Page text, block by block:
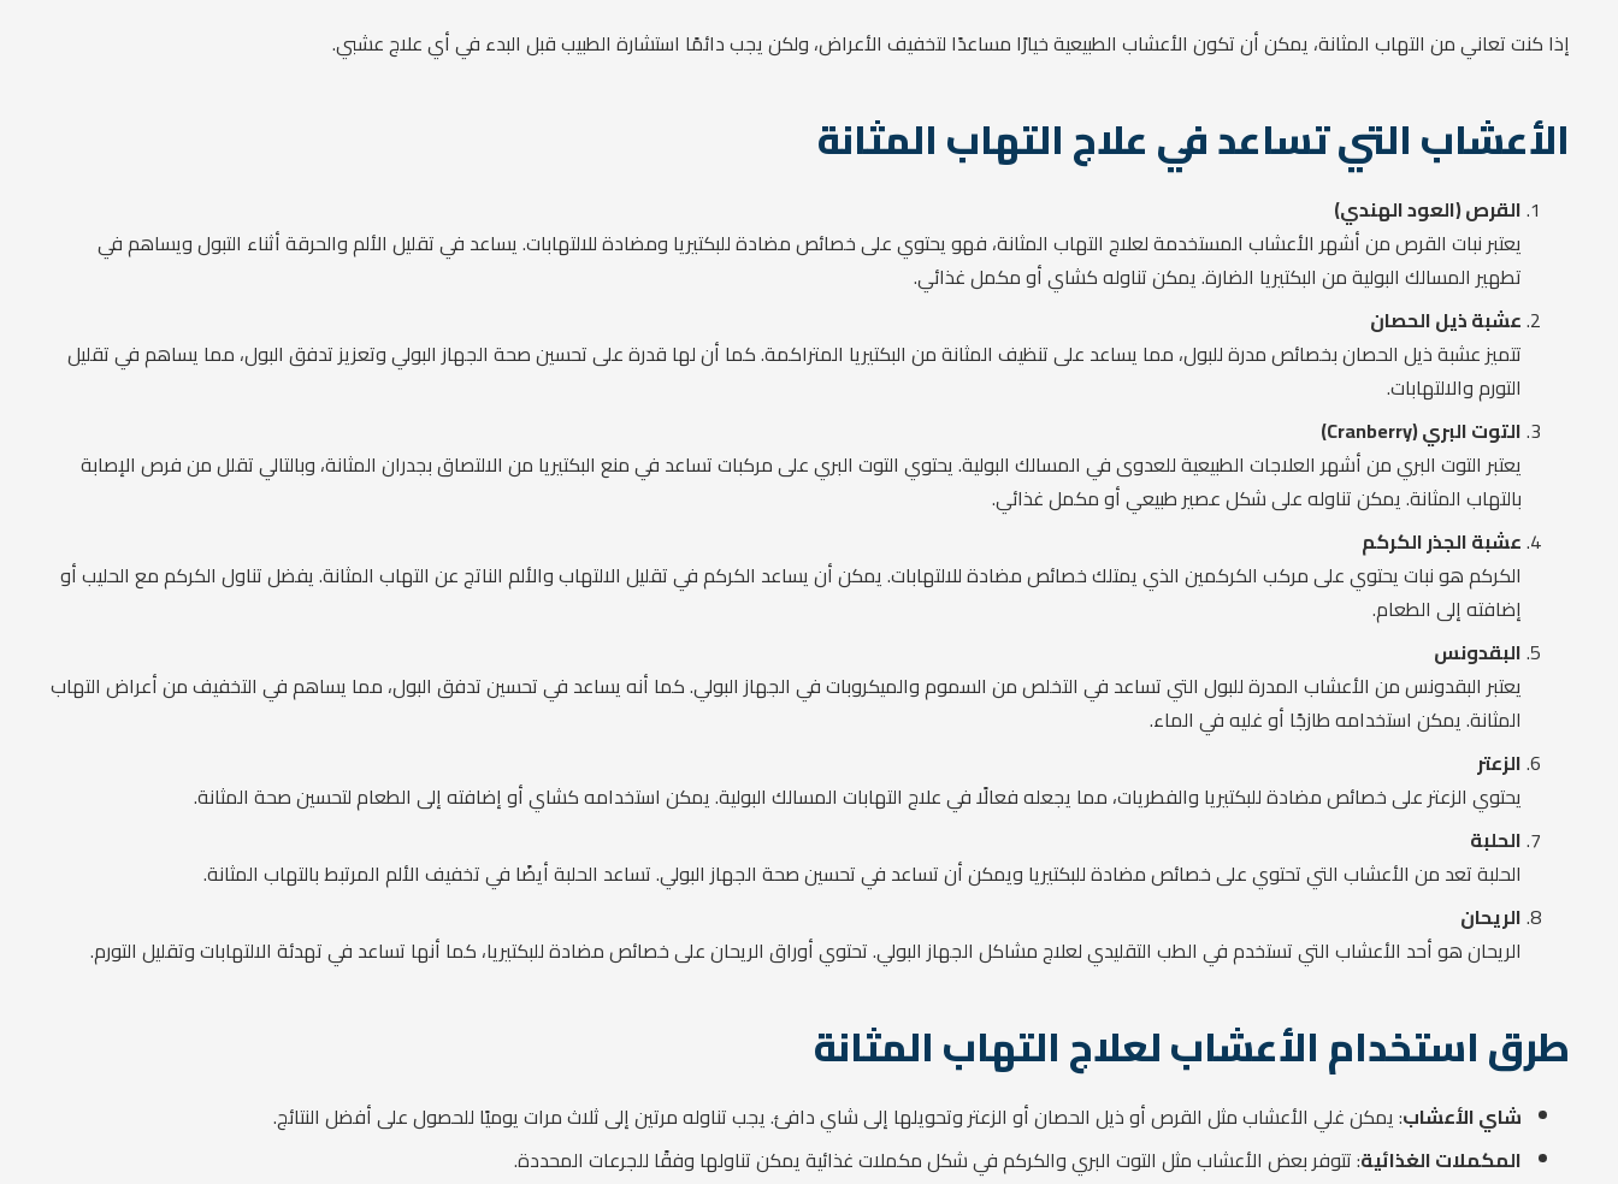
إذا كنت تعاني من التهاب المثانة، يمكن أن تكون الأعشاب الطبيعية خيارًا مساعدًا لتخفيف الأعراض، ولكن يجب دائمًا استشارة الطبيب قبل البدء في أي علاج عشبي.
الأعشاب التي تساعد في علاج التهاب المثانة
القرص (العود الهندي)
يعتبر نبات القرص من أشهر الأعشاب المستخدمة لعلاج التهاب المثانة، فهو يحتوي على خصائص مضادة للبكتيريا ومضادة للالتهابات. يساعد في تقليل الألم والحرقة أثناء التبول ويساهم في
تطهير المسالك البولية من البكتيريا الضارة. يمكن تناوله كشاي أو مكمل غذائي.
عشبة ذيل الحصان
تتميز عشبة ذيل الحصان بخصائص مدرة للبول، مما يساعد على تنظيف المثانة من البكتيريا المتراكمة. كما أن لها قدرة على تحسين صحة الجهاز البولي وتعزيز تدفق البول، مما يساهم في تقليل
التورم والالتهابات.
التوت البري (Cranberry)
يعتبر التوت البري من أشهر العلاجات الطبيعية للعدوى في المسالك البولية. يحتوي التوت البري على مركبات تساعد في منع البكتيريا من الالتصاق بجدران المثانة، وبالتالي تقلل من فرص الإصابة
بالتهاب المثانة. يمكن تناوله على شكل عصير طبيعي أو مكمل غذائي.
عشبة الجذر الكركم
الكركم هو نبات يحتوي على مركب الكركمين الذي يمتلك خصائص مضادة للالتهابات. يمكن أن يساعد الكركم في تقليل الالتهاب والألم الناتج عن التهاب المثانة. يفضل تناول الكركم مع الحليب أو
إضافته إلى الطعام.
البقدونس
يعتبر البقدونس من الأعشاب المدرة للبول التي تساعد في التخلص من السموم والميكروبات في الجهاز البولي. كما أنه يساعد في تحسين تدفق البول، مما يساهم في التخفيف من أعراض التهاب
المثانة. يمكن استخدامه طازجًا أو غليه في الماء.
الزعتر
يحتوي الزعتر على خصائص مضادة للبكتيريا والفطريات، مما يجعله فعالًا في علاج التهابات المسالك البولية. يمكن استخدامه كشاي أو إضافته إلى الطعام لتحسين صحة المثانة.
الحلبة
الحلبة تعد من الأعشاب التي تحتوي على خصائص مضادة للبكتيريا ويمكن أن تساعد في تحسين صحة الجهاز البولي. تساعد الحلبة أيضًا في تخفيف الألم المرتبط بالتهاب المثانة.
الريحان
الريحان هو أحد الأعشاب التي تستخدم في الطب التقليدي لعلاج مشاكل الجهاز البولي. تحتوي أوراق الريحان على خصائص مضادة للبكتيريا، كما أنها تساعد في تهدئة الالتهابات وتقليل التورم.
طرق استخدام الأعشاب لعلاج التهاب المثانة
شاي الأعشاب: يمكن غلي الأعشاب مثل القرص أو ذيل الحصان أو الزعتر وتحويلها إلى شاي دافئ. يجب تناوله مرتين إلى ثلاث مرات يوميًا للحصول على أفضل النتائج.
المكملات الغذائية: تتوفر بعض الأعشاب مثل التوت البري والكركم في شكل مكملات غذائية يمكن تناولها وفقًا للجرعات المحددة.